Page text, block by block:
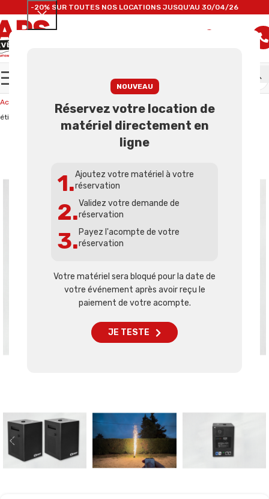
NOUVEAU
Réservez votre location de
matériel directement en
ligne
1.Ajoutez votre matériel à votre
réservation
2.Validez votre demande de
réservation
3. Payez l'acompte de votre
réservation
Votre matériel sera bloqué pour la date de
votre événement après avoir reçu le
paiement de votre acompte.
JE TESTE
-20% SUR TOUTES NOS LOCATIONS JUSQU'AU 30/04/26
Accueil Nos locations Lumières et Effets
Paire de 2 fontaines à
étincelles froides Sparkular Effect de France Effect